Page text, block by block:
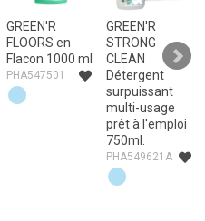
GREEN'R
FLOORS en
Flacon 1000 ml
PHA547501
GREEN'R
STRONG
CLEAN
Détergent
surpuissant
multi-usage
prêt à l'emploi
750ml.
PHA549621A